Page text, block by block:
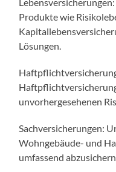
Produkte wie
Lösungen.
unvorhergesehenen
Sachversicherungen:
Wohngebäude- und
umfassend abzusichern.